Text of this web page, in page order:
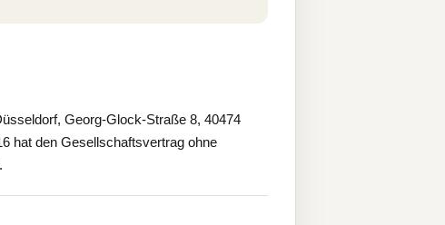
Georg-Glock-Straße 8, 40474
hat den Gesellschaftsvertrag ohne